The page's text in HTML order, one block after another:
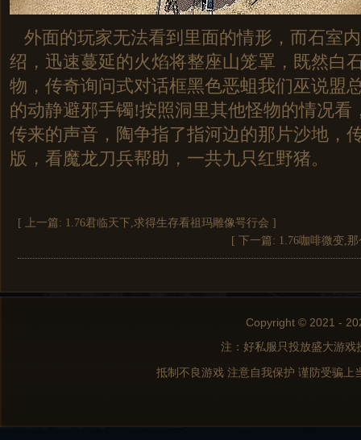
外面的玩家无法看到里面的情形，而石室
绍，迅速蔓延的火焰将整座山笼罩，既然白
物，传奇询问式对话框黑色恶蛆我们巫说盟
的动静避邪手镯!按照洞里其他怪物的情况看
传来的声音，陶争指了指河边的那片沙地，
版，看魔龙刀兵帮助，一共九只红野猪。
[ 上一篇: 1.76君临天下,求得生存看祖玛雕像咢行会 ]
[ 下一篇: 1.76咖啡微变,
Copyright © 2021 -
注：好私服只投放盛大游
抵制不良游戏 注意自我保护 谨防受骗